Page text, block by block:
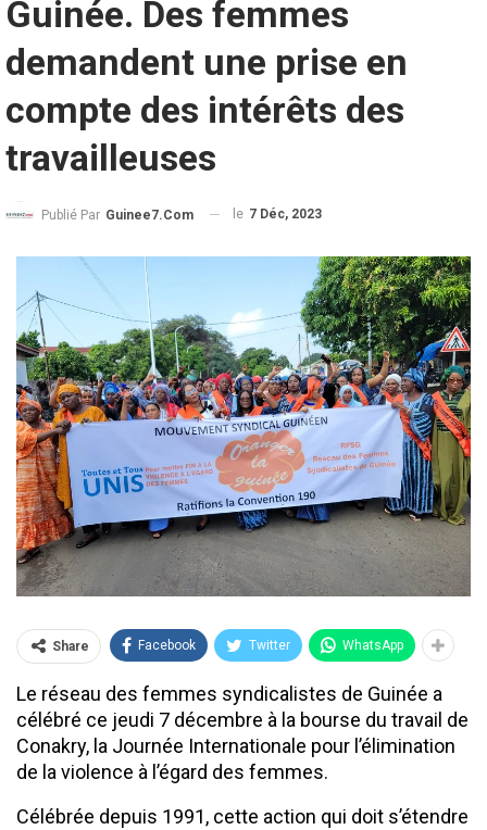
Guinée. Des femmes
demandent une prise en
compte des intérêts des
travailleuses
Publié Par Guinee7.com le 7 Déc, 2023
Share Facebook Twitter WhatsApp
Le réseau des femmes syndicalistes de Guinée a
célébré ce jeudi 7 décembre à la bourse du travail de
Conakry, la Journée Internationale pour l’élimination
de la violence à l’égard des femmes.
Célébrée depuis 1991, cette action qui doit s’étendre